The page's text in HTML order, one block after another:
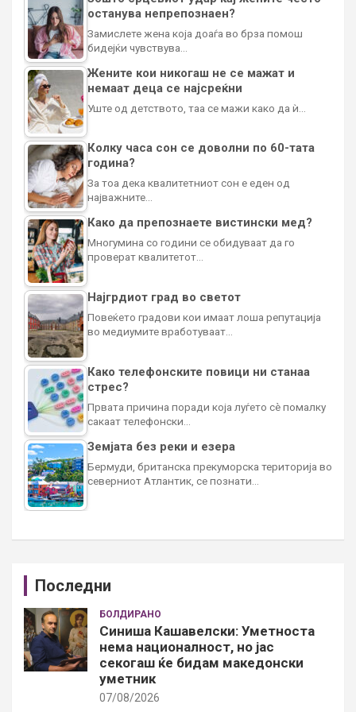
останува непрепознаен?
Замислете жена која доаѓа во брза помош
бидејќи чувствува…
Жените кои никогаш не се мажат и
немаат деца се најсреќни
Уште од детството, таа се мажи како да ѝ…
Колку часа сон се доволни по 60-тата
година?
За тоа дека квалитетниот сон е еден од
најважните…
Како да препознаете вистински мед?
Многумина со години се обидуваат да го
проверат квалитетот…
Најгрдиот град во светот
Повеќето градови кои имаат лоша репутација
во медиумите вработуваат…
Како телефонските повици ни станаа
стрес?
Првата причина поради која луѓето сè помалку
сакаат телефонски…
Земјата без реки и езера
Бермуди, британска прекуморска територија во
северниот Атлантик, се познати…
Последни
БОЛДИРАНО
Синиша Кашавелски: Уметноста
нема националност, но јас
секогаш ќе бидам македонски
уметник
07/08/2026